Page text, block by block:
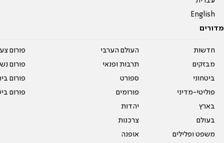
English
מדורים
חדשות
מבזקים
ביטחוני
פוליטי-מדיני
בארץ
בעולם
משפט ופלילים
העולם הערבי
תרבות ופנאי
ספורט
פורומים
יהדות
צרכנות
אופנה
פורום
פורום
פורום
פורום